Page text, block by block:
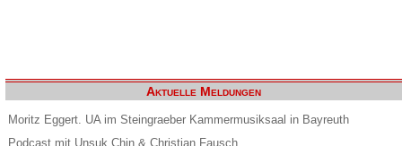
Aktuelle Meldungen
Moritz Eggert. UA im Steingraeber Kammermusiksaal in Bayreuth
Podcast mit Unsuk Chin & Christian Fausch